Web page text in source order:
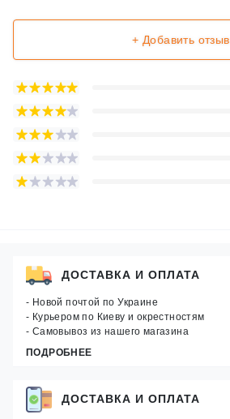
+ Добавить отзыв
ДОСТАВКА И ОПЛАТА
- Новой почтой по Украине
- Курьером по Киеву и окрестностям
- Самовывоз из нашего магазина
ПОДРОБНЕЕ
ДОСТАВКА И ОПЛАТА